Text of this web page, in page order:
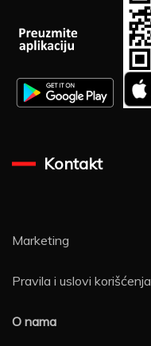
Kontakt
Marketing
Pravila i uslovi korišćenja
O nama